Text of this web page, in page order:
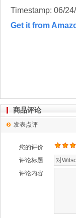
Timestamp: 06/
Get it from
商品评论
发表点评
您的评价
评论标题
评论内容